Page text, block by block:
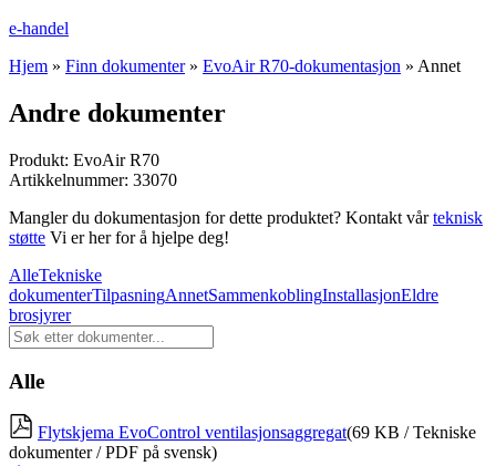
e-handel
Hjem » Finn dokumenter» EvoAir R70-dokumentasjon » Annet
Andre dokumenter
Produkt: EvoAir R70
Artikkelnummer: 33070
Mangler du dokumentasjon for dette produktet? Kontakt vårteknisk
støtte Vi er her for å hjelpe deg!
AlleTekniske
dokumenterTilpasningAnnetSammenkoblingInstallasjonEldre
brosjyrer
Søk
i
dokumenter
Alle
Flytskjema EvoControl ventilasjonsaggregat(69 KB / Tekniske
dokumenter / PDF på svensk)